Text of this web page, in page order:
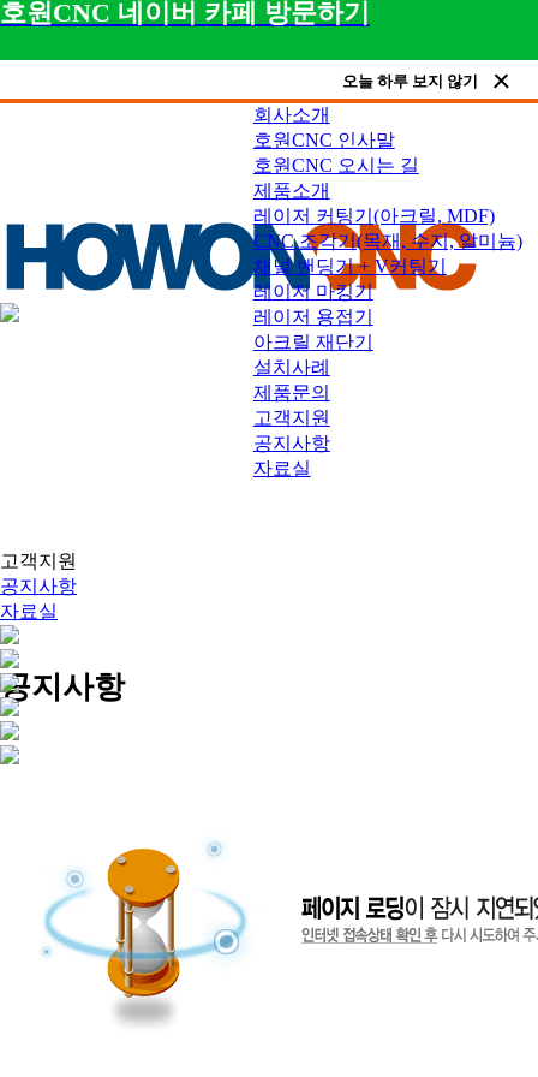
호원CNC 네이버 카페 방문하기
오늘 하루 보지 않기
회사소개
호원CNC 인사말
호원CNC 오시는 길
제품소개
레이저 커팅기(아크릴, MDF)
CNC 조각기(목재, 수지, 알미늄)
채널 밴딩기 + V커팅기
레이저 마킹기
레이저 용접기
아크릴 재단기
설치사례
제품문의
고객지원
공지사항
자료실
고객지원
공지사항
자료실
공지사항